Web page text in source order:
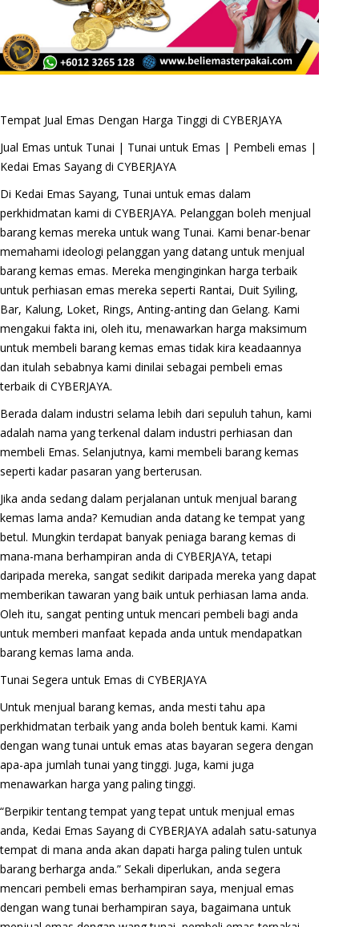
Tempat Jual Emas Dengan Harga Tinggi di CYBERJAYA
Jual Emas untuk Tunai | Tunai untuk Emas | Pembeli emas |
Kedai Emas Sayang di CYBERJAYA
Di Kedai Emas Sayang, Tunai untuk emas dalam
perkhidmatan kami di CYBERJAYA. Pelanggan boleh menjual
barang kemas mereka untuk wang Tunai. Kami benar-benar
memahami ideologi pelanggan yang datang untuk menjual
barang kemas emas. Mereka menginginkan harga terbaik
untuk perhiasan emas mereka seperti Rantai, Duit Syiling,
Bar, Kalung, Loket, Rings, Anting-anting dan Gelang. Kami
mengakui fakta ini, oleh itu, menawarkan harga maksimum
untuk membeli barang kemas emas tidak kira keadaannya
dan itulah sebabnya kami dinilai sebagai pembeli emas
terbaik di CYBERJAYA.
Berada dalam industri selama lebih dari sepuluh tahun, kami
adalah nama yang terkenal dalam industri perhiasan dan
membeli Emas. Selanjutnya, kami membeli barang kemas
seperti kadar pasaran yang berterusan.
Jika anda sedang dalam perjalanan untuk menjual barang
kemas lama anda? Kemudian anda datang ke tempat yang
betul. Mungkin terdapat banyak peniaga barang kemas di
mana-mana berhampiran anda di CYBERJAYA, tetapi
daripada mereka, sangat sedikit daripada mereka yang dapat
memberikan tawaran yang baik untuk perhiasan lama anda.
Oleh itu, sangat penting untuk mencari pembeli bagi anda
untuk memberi manfaat kepada anda untuk mendapatkan
barang kemas lama anda.
Tunai Segera untuk Emas di CYBERJAYA
Untuk menjual barang kemas, anda mesti tahu apa
perkhidmatan terbaik yang anda boleh bentuk kami. Kami
dengan wang tunai untuk emas atas bayaran segera dengan
apa-apa jumlah tunai yang tinggi. Juga, kami juga
menawarkan harga yang paling tinggi.
“Berpikir tentang tempat yang tepat untuk menjual emas
anda, Kedai Emas Sayang di CYBERJAYA adalah satu-satunya
tempat di mana anda akan dapati harga paling tulen untuk
barang berharga anda.” Sekali diperlukan, anda segera
mencari pembeli emas berhampiran saya, menjual emas
dengan wang tunai berhampiran saya, bagaimana untuk